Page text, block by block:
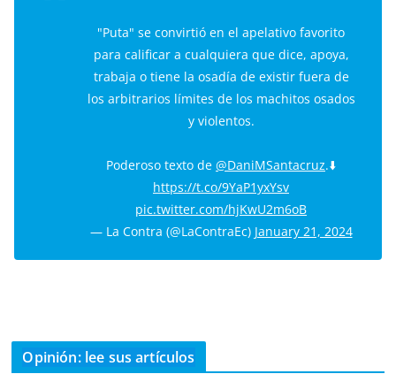
"Puta" se convirtió en el apelativo favorito
para calificar a cualquiera que dice, apoya,
trabaja o tiene la osadía de existir fuera de
los arbitrarios límites de los machitos osados
y violentos.
Poderoso texto de @DaniMSantacruz.⬇️
https://t.co/9YaP1yxYsv
pic.twitter.com/hjKwU2m6oB
— La Contra (@LaContraEc) January 21, 2024
Opinión: lee sus artículos